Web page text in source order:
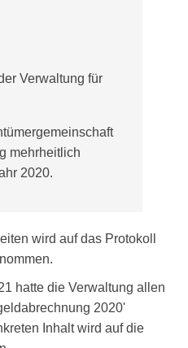
Verwaltung für
mehrheitlich
2020.
wird auf das Protokoll
hatte die Verwaltung allen
2020'
Inhalt wird auf die